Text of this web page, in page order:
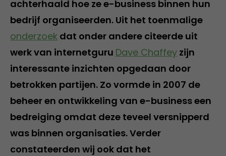
achterhaald hoe ze e-business binnen hun
bedrijf organiseerden. Uit het toenmalige
onderzoek dat onder andere citeerde uit
werk van internetguru Dave Chaffey zijn
interessante inzichten opgedaan door
betrokken partijen. Zo vormde in 2007 de
beheer en ontwikkeling van e-business een
bedreiging omdat deze teveel versnipperd
was binnen organisaties. Verder
constateerden wij ook dat het